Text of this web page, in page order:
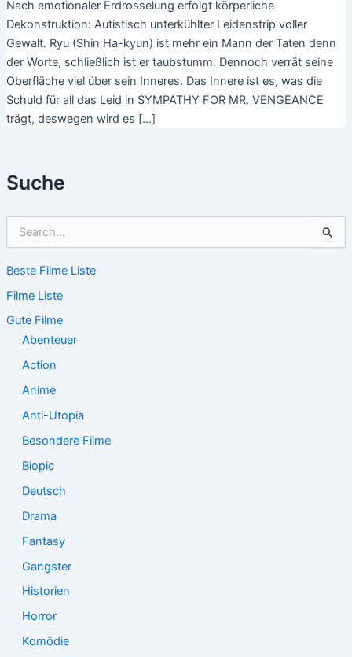
Suche
h
n
n
Beste Filme Liste
Filme Liste
Gute Filme
Abenteuer
Action
Anime
Anti-Utopia
Besondere Filme
Biopic
Deutsch
Drama
Fantasy
Gangster
Historien
Horror
Komödie
Nach emotionaler Erdrosselung erfolgt körperliche
Dekonstruktion: Autistisch unterkühlter Leidenstrip voller
Gewalt. Ryu (Shin Ha-kyun) ist mehr ein Mann der Taten denn
der Worte, schließlich ist er taubstumm. Dennoch verrät seine
Oberfläche viel über sein Inneres. Das Innere ist es, was die
Schuld für all das Leid in SYMPATHY FOR MR. VENGEANCE
trägt, deswegen wird es […]